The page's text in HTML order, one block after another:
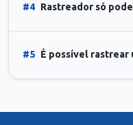
#4 Rastreador só
#5 É possível rastrear